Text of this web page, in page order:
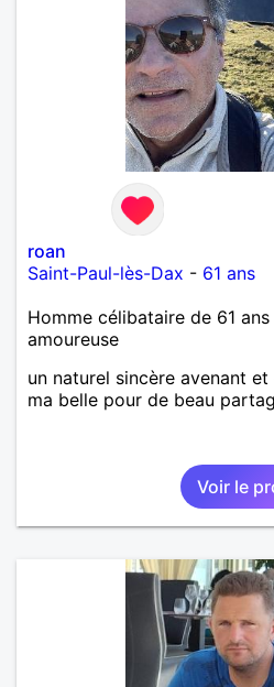
roan
Saint-Paul-lès-Dax - 61 ans
Homme célibataire de 61
amoureuse
un naturel sincère avenant
ma belle pour de beau
Voir le